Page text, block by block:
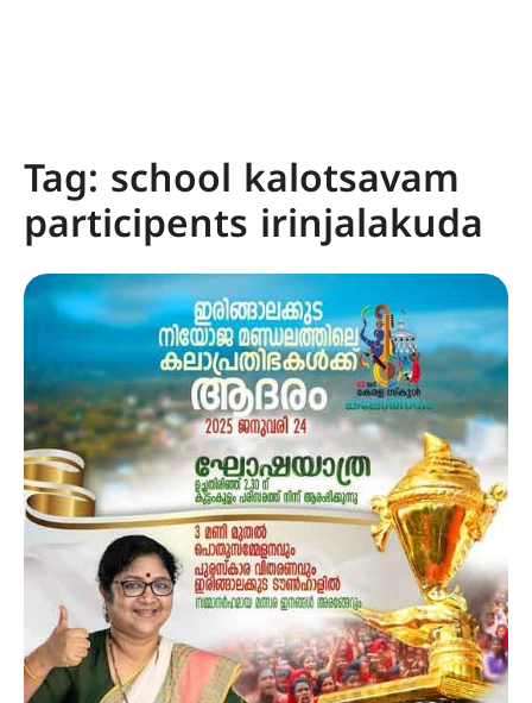
Tag: school kalotsavam
participents irinjalakuda